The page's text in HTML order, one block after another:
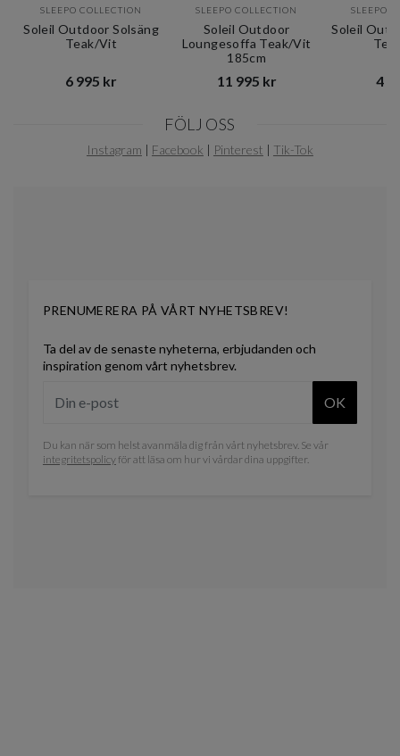
SLEEPO COLLECTION
Soleil Outdoor Solsäng
Teak/Vit
6 995 kr​​
SLEEPO COLLECTION
Soleil Outdoor
Loungesoffa Teak/Vit
185cm
11 995 kr​​
SLEEPO
Soleil
4
FÖLJ OSS
Instagram | Facebook | Pinterest | Tik-Tok
PRENUMERERA PÅ VÅRT NYHETSBREV!
Ta del av de senaste nyheterna, erbjudanden och
inspiration genom vårt nyhetsbrev.
OK
Du kan när som helst avanmäla dig från vårt nyhetsbrev. Se vår
integritetspolicyför att läsa om hur vi vårdar dina uppgifter.